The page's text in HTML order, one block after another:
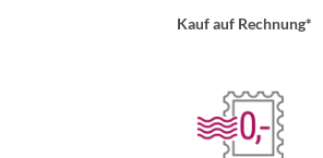
Kauf auf Rechnung*